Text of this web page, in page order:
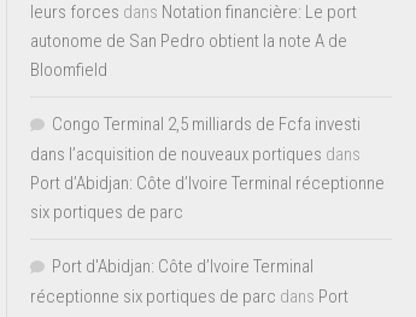
leurs forces dans Notation financière: Le port
autonome de San Pedro obtient la note A de
Bloomfield
Congo Terminal 2,5 milliards de Fcfa investi
dans l’acquisition de nouveaux portiques dans
Port d’Abidjan: Côte d’Ivoire Terminal réceptionne
six portiques de parc
Port d'Abidjan: Côte d’Ivoire Terminal
réceptionne six portiques de parc dans Port